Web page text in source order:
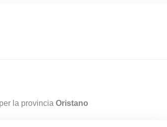
la provincia Oristano